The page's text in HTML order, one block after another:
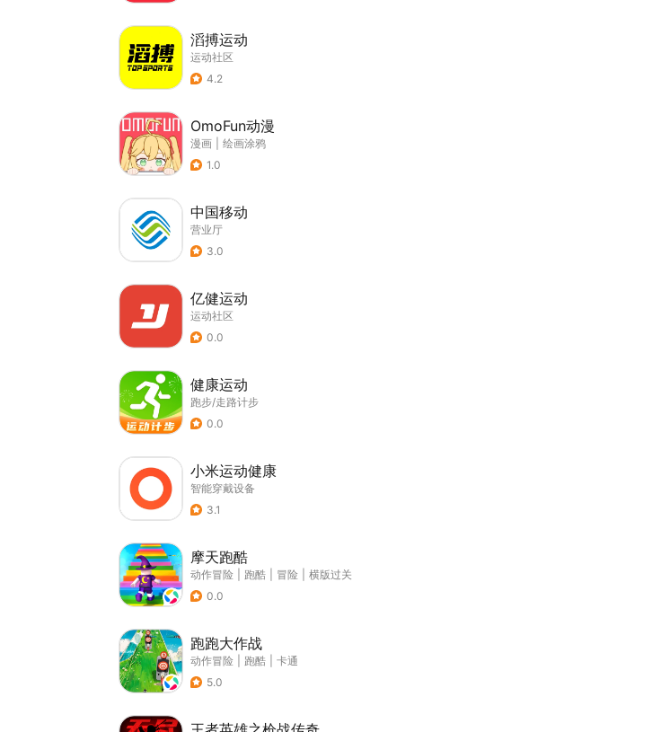
滔搏运动
运动社区
4.2
OmoFun动漫
漫画
绘画涂鸦
1.0
中国移动
营业厅
3.0
亿健运动
运动社区
0.0
健康运动
跑步/走路计步
0.0
小米运动健康
智能穿戴设备
3.1
摩天跑酷
动作冒险 跑酷 冒险
横版过关
0.0
跑跑大作战
动作冒险 跑酷
卡通
5.0